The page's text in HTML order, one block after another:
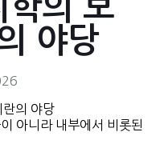
학의 보
야당
아니라 내부에서 비롯된